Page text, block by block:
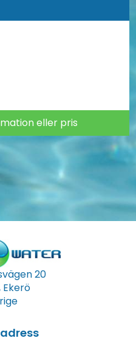
eller pris
20
Ekerö